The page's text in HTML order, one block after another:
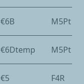
€6B M5Pt
€6Dtemp M5Pt
€5 F4R